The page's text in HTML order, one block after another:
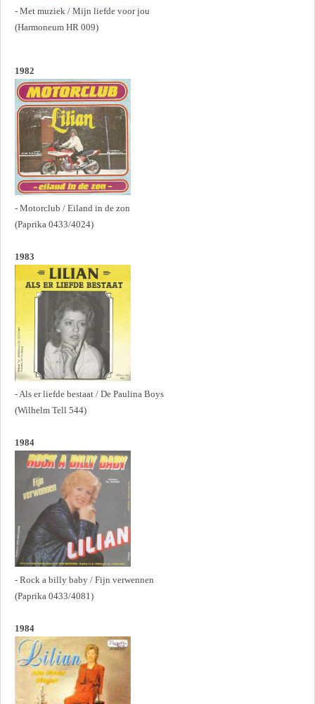
- Met muziek / Mijn liefde voor jou
(Harmoneum HR 009)
1982
- Motorclub / Eiland in de zon
(Paprika 0433/4024)
1983
- Als er liefde bestaat / De Paulina Boys
(Wilhelm Tell 544)
1984
- Rock a billy baby / Fijn verwennen
(Paprika 0433/4081)
1984